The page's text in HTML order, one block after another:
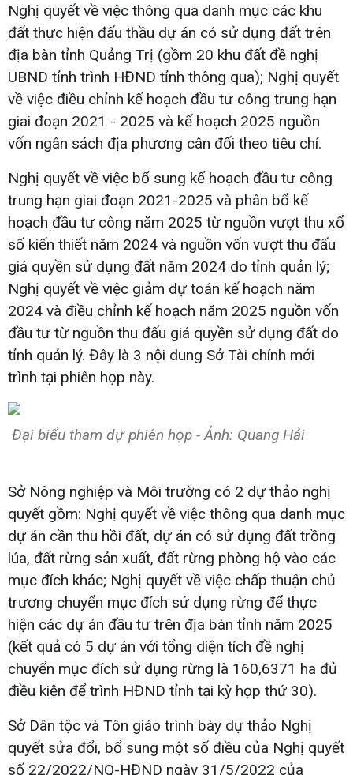
Nghị quyết về việc thông qua danh mục các khu
đất thực hiện đấu thầu dự án có sử dụng đất trên
địa bàn tỉnh Quảng Trị (gồm 20 khu đất đề nghị
UBND tỉnh trình HĐND tỉnh thông qua); Nghị quyết
về việc điều chỉnh kế hoạch đầu tư công trung hạn
giai đoạn 2021 - 2025 và kế hoạch 2025 nguồn
vốn ngân sách địa phương cân đối theo tiêu chí.
Nghị quyết về việc bổ sung kế hoạch đầu tư công
trung hạn giai đoạn 2021-2025 và phân bổ kế
hoạch đầu tư công năm 2025 từ nguồn vượt thu xổ
số kiến thiết năm 2024 và nguồn vốn vượt thu đấu
giá quyền sử dụng đất năm 2024 do tỉnh quản lý;
Nghị quyết về việc giảm dự toán kế hoạch năm
2024 và điều chỉnh kế hoạch năm 2025 nguồn vốn
đầu tư từ nguồn thu đấu giá quyền sử dụng đất do
tỉnh quản lý. Đây là 3 nội dung Sở Tài chính mới
trình tại phiên họp này.
Đại biểu tham dự phiên họp - Ảnh: Quang Hải
Sở Nông nghiệp và Môi trường có 2 dự thảo nghị
quyết gồm: Nghị quyết về việc thông qua danh mục
dự án cần thu hồi đất, dự án có sử dụng đất trồng
lúa, đất rừng sản xuất, đất rừng phòng hộ vào các
mục đích khác; Nghị quyết về việc chấp thuận chủ
trương chuyển mục đích sử dụng rừng để thực
hiện các dự án đầu tư trên địa bàn tỉnh năm 2025
(kết quả có 5 dự án với tổng diện tích đề nghị
chuyển mục đích sử dụng rừng là 160,6371 ha đủ
điều kiện để trình HĐND tỉnh tại kỳ họp thứ 30).
Sở Dân tộc và Tôn giáo trình bày dự thảo Nghị
quyết sửa đổi, bổ sung một số điều của Nghị quyết
số 22/2022/NQ-HĐND ngày 31/5/2022 của